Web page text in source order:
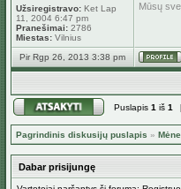
Užsiregistravo: Ket Lap
11, 2004 6:47 pm
Pranešimai: 2786
Miestas: Vilnius
Mūsų
Pir Rgp 26, 2013 3:38 pm
Puslapis 1 iš 1
Pagrindinis diskusijų puslapis »
Dabar prisijungę